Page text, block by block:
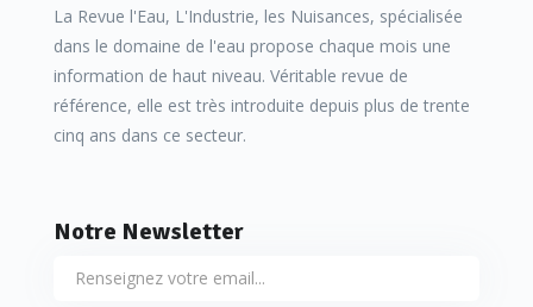
La Revue l'Eau, L'Industrie, les Nuisances, spécialisée
dans le domaine de l'eau propose chaque mois une
information de haut niveau. Véritable revue de
référence, elle est très introduite depuis plus de trente
cinq ans dans ce secteur.
Notre Newsletter